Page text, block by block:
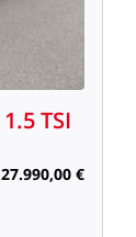
1.5TSI
27.990,00 €